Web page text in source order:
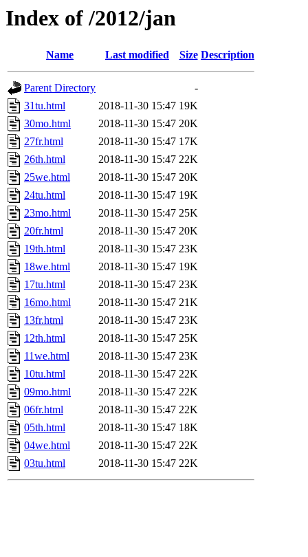
Index of /2012/jan
Name Last modified Size Description
Parent Directory
-
31tu.html
2018-11-30 15:47 19K
30mo.html
2018-11-30 15:47 20K
27fr.html
2018-11-30 15:47 17K
26th.html
2018-11-30 15:47 22K
25we.html
2018-11-30 15:47 20K
24tu.html
2018-11-30 15:47 19K
23mo.html
2018-11-30 15:47 25K
20fr.html
2018-11-30 15:47 20K
19th.html
2018-11-30 15:47 23K
18we.html
2018-11-30 15:47 19K
17tu.html
2018-11-30 15:47 23K
16mo.html
2018-11-30 15:47 21K
13fr.html
2018-11-30 15:47 23K
12th.html
2018-11-30 15:47 25K
11we.html
2018-11-30 15:47 23K
10tu.html
2018-11-30 15:47 22K
09mo.html
2018-11-30 15:47 22K
06fr.html
2018-11-30 15:47 22K
05th.html
2018-11-30 15:47 18K
04we.html
2018-11-30 15:47 22K
03tu.html
2018-11-30 15:47 22K